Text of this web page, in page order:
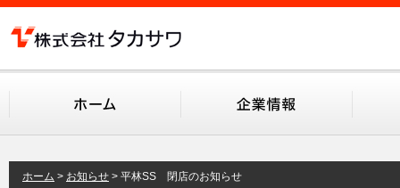
ホーム お知らせ 平林SS 閉店のお知らせ